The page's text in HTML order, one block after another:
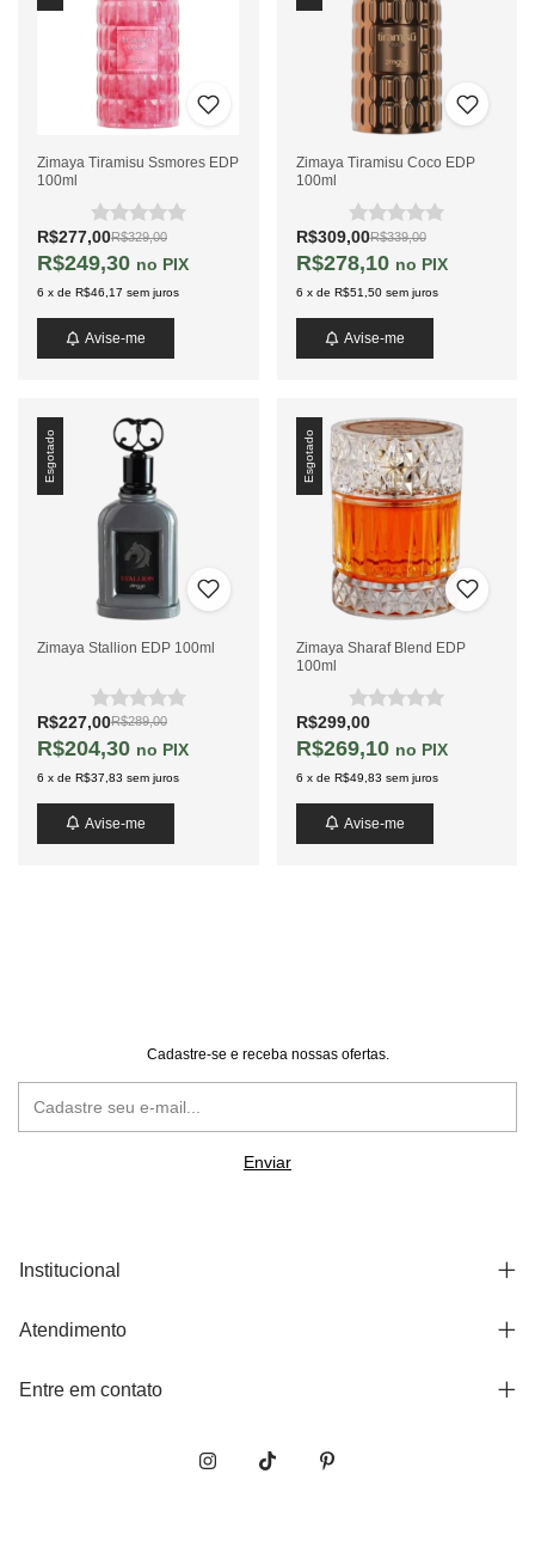
Zimaya Tiramisu Ssmores EDP
100ml
R$277,00R$329,00
R$249,30 PIX
6 x de R$46,17 sem juros
Avise-me
Zimaya Tiramisu Coco EDP
100ml
R$309,00R$339,00
R$278,10 PIX
6 x de R$51,50 sem juros
Avise-me
Esgotado
Zimaya Stallion EDP 100ml
R$227,00R$289,00
R$204,30 PIX
6 x de R$37,83 sem juros
Avise-me
Esgotado
Zimaya Sharaf Blend EDP
100ml
R$299,00
R$269,10 PIX
6 x de R$49,83 sem juros
Avise-me
Cadastre-se e receba nossas ofertas.
Institucional
Atendimento
Entre em contato